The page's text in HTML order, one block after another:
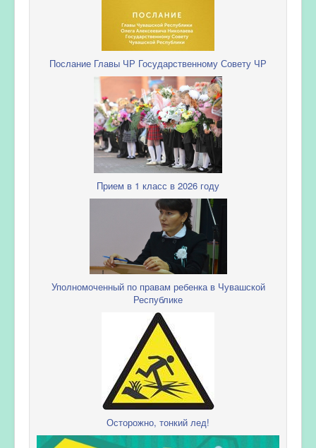
Послание Главы ЧР Государственному Совету ЧР
Прием в 1 класс в 2026 году
Уполномоченный по правам ребенка в Чувашской
Республике
Осторожно, тонкий лед!